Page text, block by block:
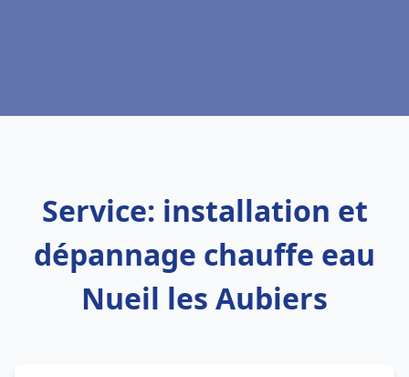
Service: installation et
dépannage chauffe eau
Nueil les Aubiers